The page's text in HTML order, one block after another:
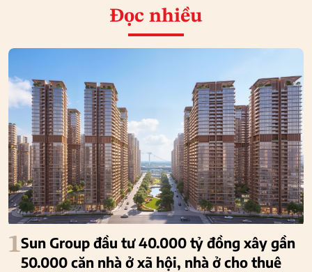
Đọc nhiều
1Sun Group đầu tư 40.000 tỷ đồng xây gần
50.000 căn nhà ở xã hội, nhà ở cho thuê